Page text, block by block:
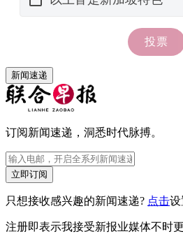
新闻速递
订阅新闻速递，洞悉时代脉搏。
立即订阅
只想接收感兴趣的新闻速递? 点击设
注册即表示我接受新报业媒体不时